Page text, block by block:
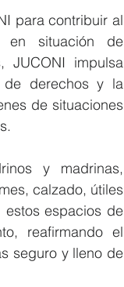
para contribuir al
en situación de
JUCONI impulsa
de derechos y la
de situaciones
y madrinas,
calzado, útiles
estos espacios de
reafirmando el
seguro y lleno de